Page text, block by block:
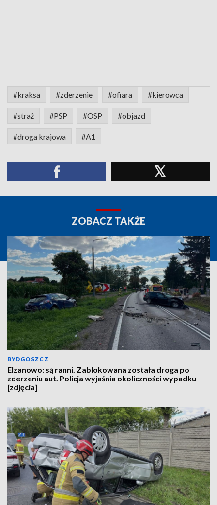
#kraksa #zderzenie #ofiara #kierowca
#straż #PSP #OSP #objazd
#droga krajowa #A1
ZOBACZ TAKŻE
BYDGOSZCZ
Elzanowo: są ranni. Zablokowana została droga po
zderzeniu aut. Policja wyjaśnia okoliczności wypadku
[zdjęcia]